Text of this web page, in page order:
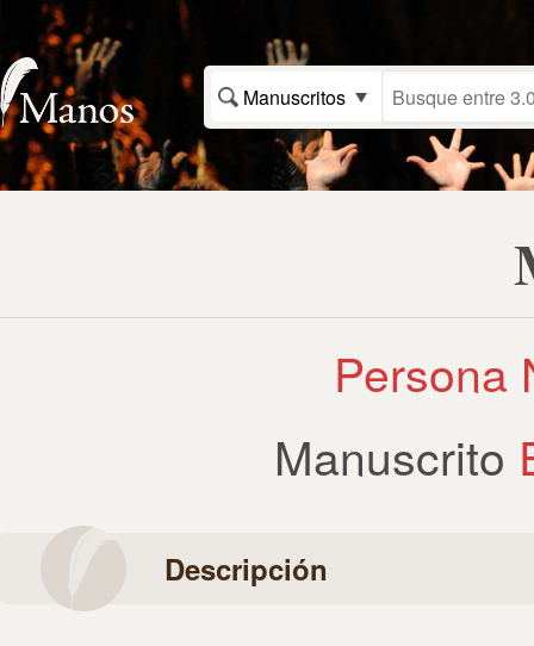
Manuscritos
Persona
Manuscrito
Descripción